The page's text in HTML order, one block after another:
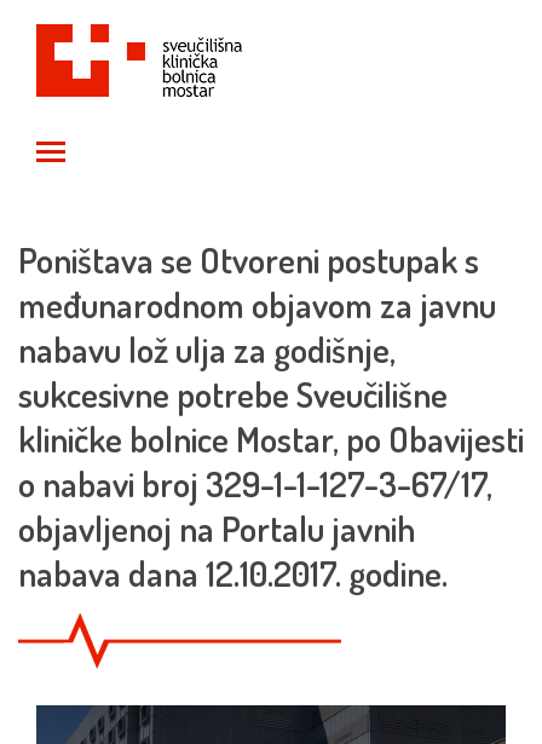
Poništava se Otvoreni postupak s
međunarodnom objavom za javnu
nabavu lož ulja za godišnje,
sukcesivne potrebe Sveučilišne
kliničke bolnice Mostar, po Obavijesti
o nabavi broj 329-1-1-127-3-67/17,
objavljenoj na Portalu javnih
nabava dana 12.10.2017. godine.